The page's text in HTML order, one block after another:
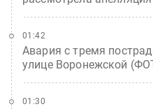
Авария с тремя
улице Воронежской
01:42
01:30